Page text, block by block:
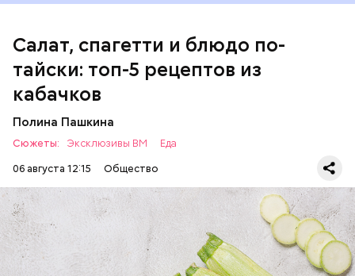
Салат, спагетти и блюдо по-
тайски: топ-5 рецептов из
кабачков
Полина Пашкина
Сюжеты: Эксклюзивы ВМ
Еда
06 августа 12:15
Общество
Ингредиенты: